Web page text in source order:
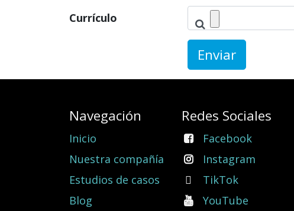
Currículo
Enviar
Navegación
Inicio
Nuestra compañía
Estudios de casos
Blog
Redes Sociales
Facebook
Instagram
TikTok
YouTube